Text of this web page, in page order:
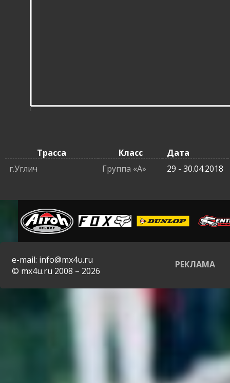
Трасса Класс
Дата
г.Углич
Группа «A» 29 - 30.04.2018
e-mail: info@mx4u.ru
© mx4u.ru 2008 – 2026
РЕКЛАМА